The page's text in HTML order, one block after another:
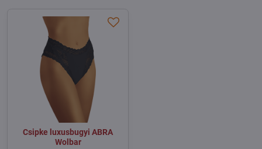
Csipke luxusbugyi ABRA
Wolbar